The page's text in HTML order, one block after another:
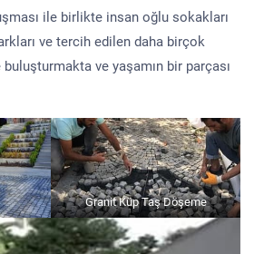
ile birlikte insan oğlu sokakları
ve tercih edilen daha birçok
ve yaşamın bir parçası
Granit Küp Taş Döşeme